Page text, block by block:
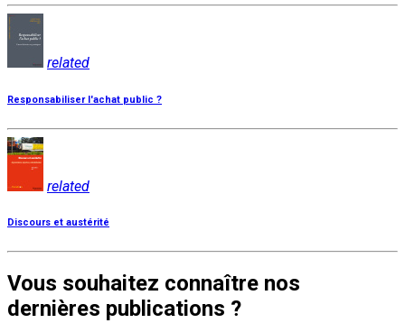
related
Responsabiliser l'achat public ?
related
Discours et austérité
Vous souhaitez connaître nos
dernières publications ?